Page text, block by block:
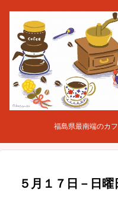
福島県最南端のカ
５月１７日－日曜